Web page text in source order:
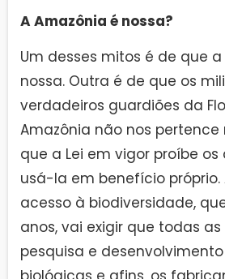
A Amazônia é nossa?
Um desses mitos é de que
nossa. Outra é de que os
verdadeiros guardiões da
Amazônia não nos
que a Lei em vigor proíbe
usá-la em benefício próprio.
acesso à biodiversidade,
anos, vai exigir que todas
pesquisa e